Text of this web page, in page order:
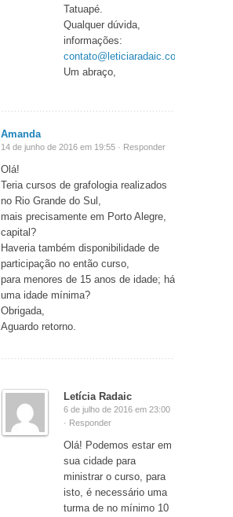
Tatuapé.
Qualquer dúvida,
informações:
contato@leticiaradaic.com.br
Um abraço,
Amanda
14 de junho de 2016 em 19:55 · Responder
Olá!
Teria cursos de grafologia realizados
no Rio Grande do Sul,
mais precisamente em Porto Alegre,
capital?
Haveria também disponibilidade de
participação no então curso,
para menores de 15 anos de idade; há
uma idade mínima?
Obrigada,
Aguardo retorno.
Letícia Radaic
6 de julho de 2016 em 23:00
· Responder
Olá! Podemos estar em
sua cidade para
ministrar o curso, para
isto, é necessário uma
turma de no mínimo 10